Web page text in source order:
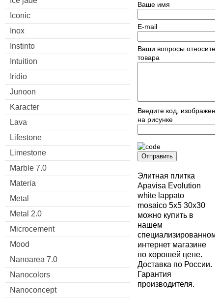
Iconic
Inox
Instinto
Intuition
Iridio
Junoon
Karacter
Lava
Lifestone
Limestone
Marble 7.0
Materia
Metal
Metal 2.0
Microcement
Mood
Nanoarea 7.0
Nanocolors
Nanoconcept
Ваше имя
E-mail
Ваши вопросы
товара
Введите код,
на рисунке
Отправить
Элитная плитка
Apavisa Evolution
white lappato
mosaico 5x5 30x30
можно купить в
нашем
специализированном
интернет магазине
по хорошей цене.
Доставка по России.
Гарантия
производителя.